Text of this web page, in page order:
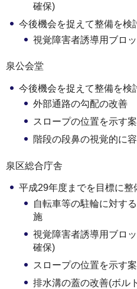
確保)
今後機会を捉えて整備を検
視覚障害者誘導用ブロ
泉公会堂
今後機会を捉えて整備を検
外部通路の勾配の改善
スロープの位置を示す
階段の段鼻の視覚的に
泉区総合庁舎
平成29年度までを目標に整
自転車等の駐輪に対す
施
視覚障害者誘導用ブロ
確保)
スロープの位置を示す
排水溝の蓋の改善(ボル